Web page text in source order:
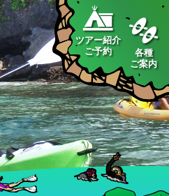
ツアー紹介
ご予約
各種
ご案内